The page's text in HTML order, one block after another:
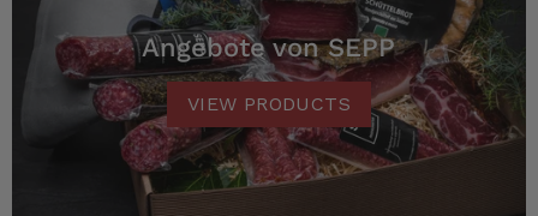
Angebote von SEPP
VIEW PRODUCTS